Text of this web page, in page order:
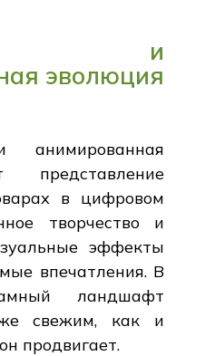
и
эволюция
анимированная
представление
в цифровом
творчество и
эффекты
впечатления. В
ландшафт
свежим, как и
продвигает.